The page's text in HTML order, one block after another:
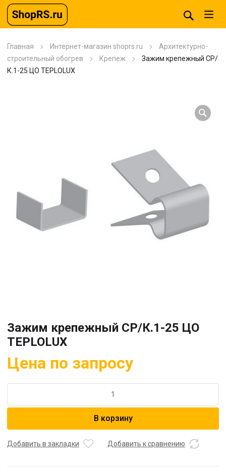
Главная Интернет-магазин shoprs.ru
Архитектурно-
строительный обогрев
Крепеж
Зажим крепежный СР/
К.1-25 ЦО TEPLOLUX
Зажим крепежный СР/К.1-25 ЦО
TEPLOLUX
Цена по запросу
Зажим
К.1-
В корзину
Добавить в закладки Добавить к сравнению